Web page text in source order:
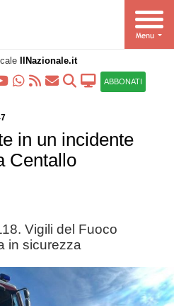
IlNazionale.it
ABBONATI
in un incidente
Centallo
Vigili del Fuoco
in sicurezza